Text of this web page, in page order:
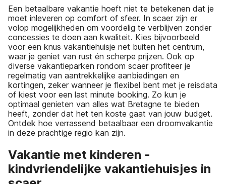
Een betaalbare vakantie hoeft niet te betekenen dat je
moet inleveren op comfort of sfeer. In scaer zijn er
volop mogelijkheden om voordelig te verblijven zonder
concessies te doen aan kwaliteit. Kies bijvoorbeeld
voor een knus vakantiehuisje net buiten het centrum,
waar je geniet van rust én scherpe prijzen. Ook op
diverse vakantieparken rondom scaer profiteer je
regelmatig van aantrekkelijke aanbiedingen en
kortingen, zeker wanneer je flexibel bent met je reisdata
of kiest voor een last minute booking. Zo kun je
optimaal genieten van alles wat Bretagne te bieden
heeft, zonder dat het ten koste gaat van jouw budget.
Ontdek hoe verrassend betaalbaar een droomvakantie
in deze prachtige regio kan zijn.
Vakantie met kinderen -
kindvriendelijke vakantiehuisjes in